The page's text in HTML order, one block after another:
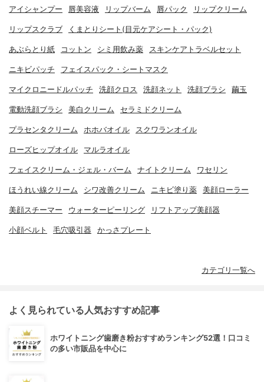
アイシャンプー 唇美容液 リップバーム 唇パック リップクリーム
リップスクラブ くまとりシート(目元ケアシート・パック)
あぶらとり紙 コットン シミ用飲み薬 スキンケアトラベルセット
ニキビパッチ フェイスパック・シートマスク
マイクロニードルパッチ 洗顔クロス 洗顔ネット 洗顔ブラシ 繭玉
電動洗顔ブラシ 美白クリーム セラミドクリーム
プラセンタクリーム ホホバオイル スクワランオイル
ローズヒップオイル マルラオイル
フェイスクリーム・ジェル・バーム ナイトクリーム ワセリン
ほうれい線クリーム シワ改善クリーム ニキビ塗り薬 美顔ローラー
美顔スチーマー ウォーターピーリング リフトアップ美顔器
小顔ベルト 毛穴吸引器 かっさプレート
カテゴリ一覧へ
よく見られている人気おすすめ記事
ホワイトニング歯磨き粉おすすめランキング52選！口コミ
の多い市販品を中心に